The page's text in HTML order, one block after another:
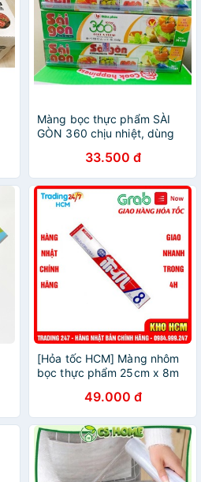
Màng bọc thực phẩm SÀI
GÒN 360 chịu nhiệt, dùng
33.500 đ
[Hỏa tốc HCM] Màng nhôm
bọc thực phẩm 25cm x 8m
lò vi sóng Nhật Bản
49.000 đ